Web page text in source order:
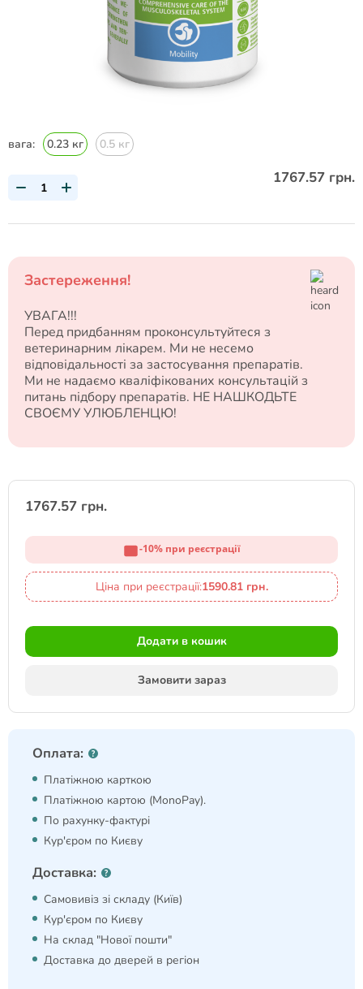
вага: 0.23 кг 0.5 кг
1767.57 грн.
Застереження!
УВАГА!!!
Перед придбанням проконсультуйтеся з
ветеринарним лікарем. Ми не несемо
відповідальності за застосування препаратів.
Ми не надаємо кваліфікованих консультацій з
питань підбору препаратів. НЕ НАШКОДЬТЕ
СВОЄМУ УЛЮБЛЕНЦЮ!
1767.57 грн.
-10% при реєстрації
Ціна при реєстрації:1590.81 грн.
Додати в кошик
Замовити зараз
Оплата:
Платіжною карткою
Платіжною картою (MonoPay).
По рахунку-фактурі
Кур'єром по Києву
Доставка:
Самовивіз зі складу (Київ)
Кур'єром по Києву
На склад "Нової пошти"
Доставка до дверей в регіон